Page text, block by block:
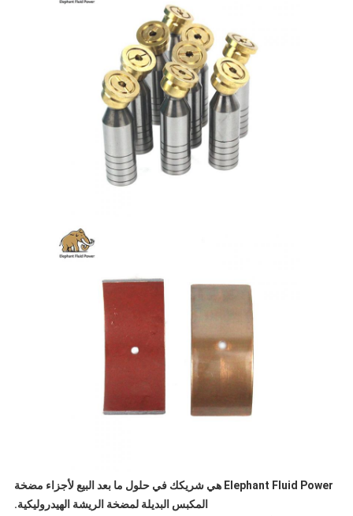
Elephant Fluid Power هي شريكك في حلول ما بعد البيع لأجزاء مضخة
المكبس البديلة لمضخة الريشة الهيدروليكية.